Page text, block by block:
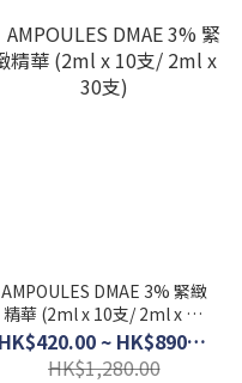
AMPOULES DMAE 3% 緊緻
精華 (2ml x 10支/ 2ml x 30
支)
HK$420.00 ~ HK$890.00
HK$1,280.00